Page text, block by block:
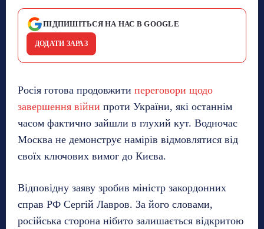
ПІДПИШІТЬСЯ НА НАС В GOOGLE
ДОДАТИ ЗАРАЗ
Росія готова продовжити переговори щодо
завершення війни проти України, які останнім
часом фактично зайшли в глухий кут. Водночас
Москва не демонструє намірів відмовлятися від
своїх ключових вимог до Києва.
Відповідну заяву зробив міністр закордонних
справ РФ Сергій Лавров. За його словами,
російська сторона нібито залишається відкритою